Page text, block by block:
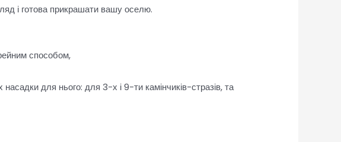
і готова прикрашати вашу оселю.
способом,
для нього: для 3-х і 9-ти камінчиків-стразів, та